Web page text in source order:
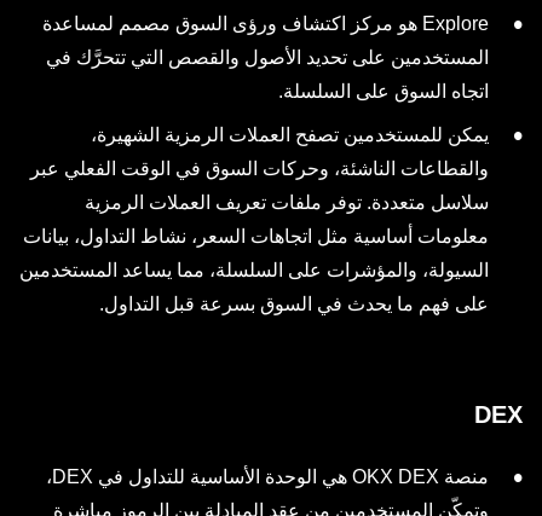
Explore هو مركز اكتشاف ورؤى السوق مصمم لمساعدة
المستخدمين على تحديد الأصول والقصص التي تتحرَّك في
اتجاه السوق على السلسلة.
يمكن للمستخدمين تصفح العملات الرمزية الشهيرة،
والقطاعات الناشئة، وحركات السوق في الوقت الفعلي عبر
سلاسل متعددة. توفر ملفات تعريف العملات الرمزية
معلومات أساسية مثل اتجاهات السعر، نشاط التداول، بيانات
السيولة، والمؤشرات على السلسلة، مما يساعد المستخدمين
على فهم ما يحدث في السوق بسرعة قبل التداول.
DEX
منصة OKX DEX هي الوحدة الأساسية للتداول في DEX،
وتمكّن المستخدمين من عقد المبادلة بين الرموز مباشرة